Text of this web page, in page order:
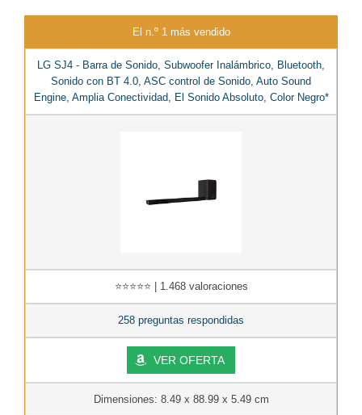
El n.º 1 más vendido
LG SJ4 - Barra de Sonido, Subwoofer Inalámbrico, Bluetooth,
Sonido con BT 4.0, ASC control de Sonido, Auto Sound
Engine, Amplia Conectividad, El Sonido Absoluto, Color Negro*
⭐⭐⭐⭐⭐ | 1.468 valoraciones
258 preguntas respondidas
VER OFERTA
Dimensiones: 8.49 x 88.99 x 5.49 cm